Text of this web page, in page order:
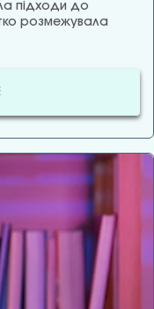
підходи до
розмежувала